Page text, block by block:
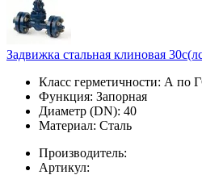
Задвижка стальная клиновая
Класс герметичности: А по
Функция: Запорная
Диаметр (DN): 40
Материал: Сталь
Производитель:
Артикул: